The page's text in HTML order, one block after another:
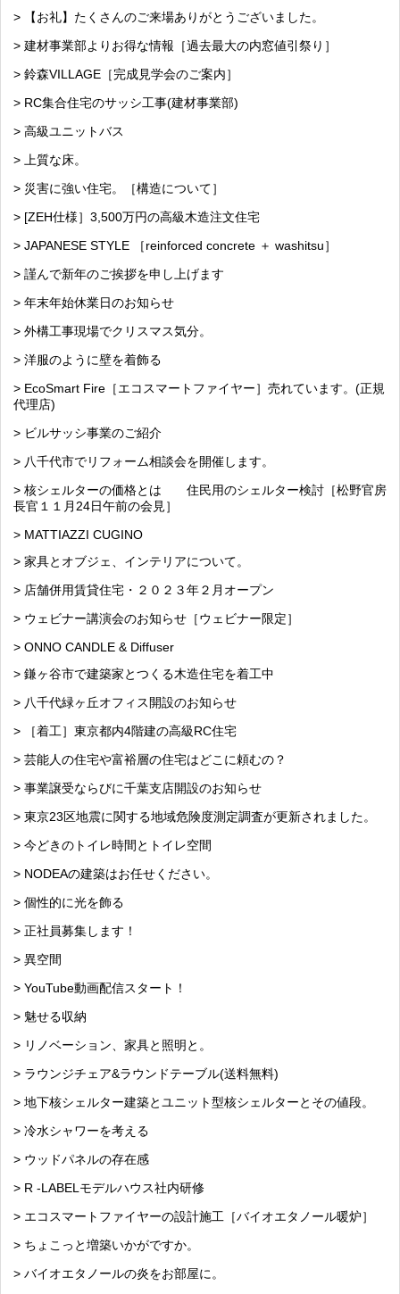
> 【お礼】たくさんのご来場ありがとうございました。
> 建材事業部よりお得な情報［過去最大の内窓値引祭り］
> 鈴森VILLAGE［完成見学会のご案内］
> RC集合住宅のサッシ工事(建材事業部)
> 高級ユニットバス
> 上質な床。
> 災害に強い住宅。［構造について］
> [ZEH仕様］3,500万円の高級木造注文住宅
> JAPANESE STYLE ［reinforced concrete ＋ washitsu］
> 謹んで新年のご挨拶を申し上げます
> 年末年始休業日のお知らせ
> 外構工事現場でクリスマス気分。
> 洋服のように壁を着飾る
> EcoSmart Fire［エコスマートファイヤー］売れています。(正規
代理店)
> ビルサッシ事業のご紹介
> 八千代市でリフォーム相談会を開催します。
> 核シェルターの価格とは 住民用のシェルター検討［松野官房
長官１１月24日午前の会見］
> MATTIAZZI CUGINO
> 家具とオブジェ、インテリアについて。
> 店舗併用賃貸住宅・２０２３年２月オープン
> ウェビナー講演会のお知らせ［ウェビナー限定］
> ONNO CANDLE & Diffuser
> 鎌ヶ谷市で建築家とつくる木造住宅を着工中
> 八千代緑ヶ丘オフィス開設のお知らせ
> ［着工］東京都内4階建の高級RC住宅
> 芸能人の住宅や富裕層の住宅はどこに頼むの？
> 事業譲受ならびに千葉支店開設のお知らせ
> 東京23区地震に関する地域危険度測定調査が更新されました。
> 今どきのトイレ時間とトイレ空間
> NODEAの建築はお任せください。
> 個性的に光を飾る
> 正社員募集します！
> 異空間
> YouTube動画配信スタート！
> 魅せる収納
> リノベーション、家具と照明と。
> ラウンジチェア&ラウンドテーブル(送料無料)
> 地下核シェルター建築とユニット型核シェルターとその値段。
> 冷水シャワーを考える
> ウッドパネルの存在感
> R -LABELモデルハウス社内研修
> エコスマートファイヤーの設計施工［バイオエタノール暖炉］
> ちょこっと増築いかがですか。
> バイオエタノールの炎をお部屋に。